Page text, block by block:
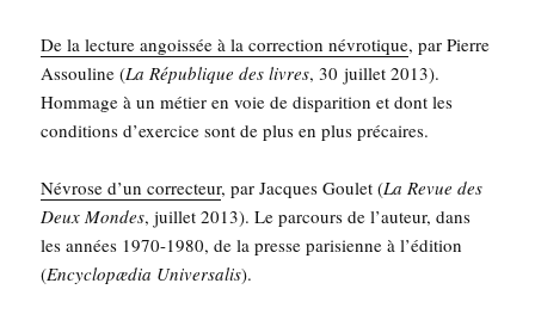
De la lec­ture angois­sée à la cor­rec­tion névro­tique, par Pierre
Assou­line (La Répu­blique des livres, 30 juillet 2013).
Hom­mage à un métier en voie de dis­pa­ri­tion et dont les
condi­tions d’exer­cice sont de plus en plus précaires.
Névrose d’un cor­rec­teur, par Jacques Gou­let (La Revue des
Deux Mondes, juillet 2013). Le par­cours de l’au­teur, dans
les années 1970-1980, de la presse pari­sienne à l’é­di­tion
(Ency­clopæ­dia Uni­ver­sa­lis).